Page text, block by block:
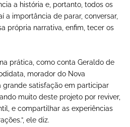
a história e, portanto, todos os
a importância de parar, conversar,
própria narrativa, enfim, tecer os
prática, como conta Geraldo de
morador do Nova
grande satisfação em participar
muito deste projeto por reviver,
e compartilhar as experiências
ele diz.